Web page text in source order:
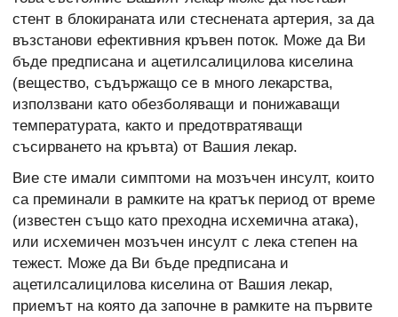
стент в блокираната или стеснената артерия, за да
възстанови ефективния кръвен поток. Може да Ви
бъде предписана и ацетилсалицилова киселина
(вещество, съдържащо се в много лекарства,
използвани като обезболяващи и понижаващи
температурата, както и предотвратяващи
съсирването на кръвта) от Вашия лекар.
Вие сте имали симптоми на мозъчен инсулт, които
са преминали в рамките на кратък период от време
(известен също като преходна исхемична атака),
или исхемичен мозъчен инсулт с лека степен на
тежест. Може да Ви бъде предписана и
ацетилсалицилова киселина от Вашия лекар,
приемът на която да започне в рамките на първите